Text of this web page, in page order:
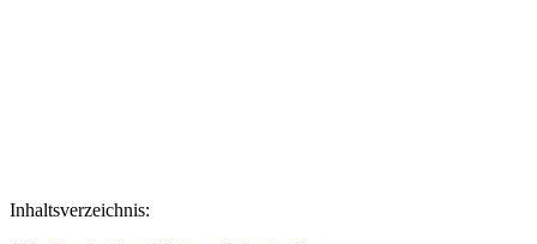
Inhaltsverzeichnis: